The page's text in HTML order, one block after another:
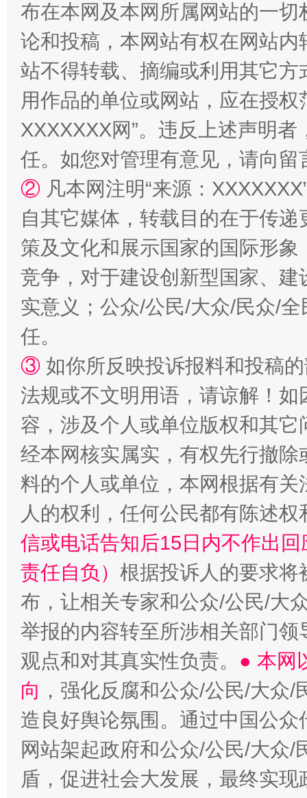
漫山遍野的桃花与雪山、麦地、白藏房 除
招工难、用工荒背后
布在本网及本网所属网站的一
论和投稿，本网站有权在网站
站不得转载、摘编或利用其它
用作品的单位或网站，应在授
XXXXXXX网”。违反上述声明
任。如您对管理有意见，请向
② 凡本网注明“来源：
自其它媒体，转载目的在于传
策及文化和展示国家的国际形
竞争，对于建设创新型国家、
实意义；公众/公民/大众/民众/
任。
③ 如你所反映投诉报料和投稿
法规或不文明用语，请谅解！
容，涉及个人或单位版权和其它
经本网核实属实，有权先行撤
料的个人或单位，本网根据有
人的权利，任何公民都有陈述
信或电话告知后15日内不作出
责任自负） 根据投诉人的要求将
布，让相关专家和公众/公民/大
举报的内容转至所涉相关部门
观点和对其真实性负责。 ● 本网
向 ，强化反腐和公众/公民/大众
造良好舆论氛围。通过中国公
网站架起政府和公众/公民/大众
盾，促进社会大发展，最终实